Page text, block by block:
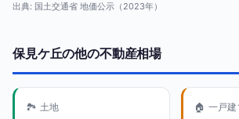
出典: 国土交通省 地価公示（2023年）
保見ケ丘の他の不動産相場
🏞️ 土地 🏠 一戸建